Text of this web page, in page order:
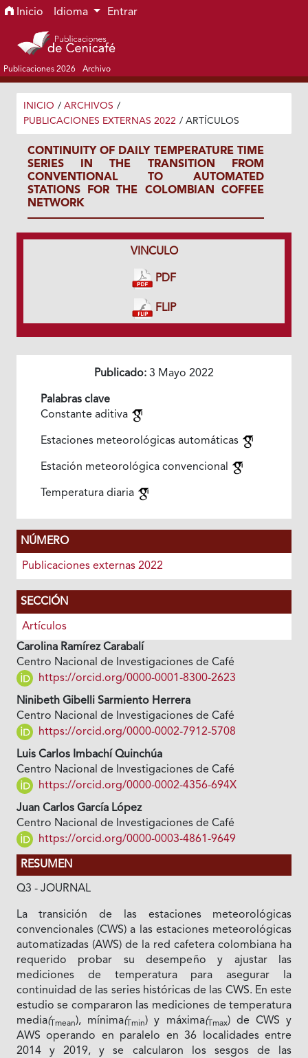
Ir al menú de navegación principal
Ir al contenido principal
Ir al pie de página del sitio
Inicio Idioma Entrar
Publicaciones 2026 Archivo
INICIO / ARCHIVOS /
PUBLICACIONES EXTERNAS 2022 / ARTÍCULOS
CONTINUITY OF DAILY TEMPERATURE TIME
SERIES IN THE TRANSITION FROM
CONVENTIONAL TO AUTOMATED
STATIONS FOR THE COLOMBIAN COFFEE
NETWORK
VINCULO
PDF
FLIP
Publicado: 3 Mayo 2022
Palabras clave
Constante aditiva
Estaciones meteorológicas automáticas
Estación meteorológica convencional
Temperatura diaria
NÚMERO
Publicaciones externas 2022
SECCIÓN
Artículos
Carolina Ramírez Carabalí
Centro Nacional de Investigaciones de Café
https://orcid.org/0000-0001-8300-2623
Ninibeth Gibelli Sarmiento Herrera
Centro Nacional de Investigaciones de Café
https://orcid.org/0000-0002-7912-5708
Luis Carlos Imbachí Quinchúa
Centro Nacional de Investigaciones de Café
https://orcid.org/0000-0002-4356-694X
Juan Carlos García López
Centro Nacional de Investigaciones de Café
https://orcid.org/0000-0003-4861-9649
RESUMEN
Q3 - JOURNAL
La transición de las estaciones meteorológicas
convencionales (CWS) a las estaciones meteorológicas
automatizadas (AWS) de la red cafetera colombiana ha
requerido probar su desempeño y ajustar las
mediciones de temperatura para asegurar la
continuidad de las series históricas de las CWS. En este
estudio se compararon las mediciones de temperatura
media(Tmean), mínima(Tmin) y máxima(Tmax) de CWS y
AWS operando en paralelo en 36 localidades entre
2014 y 2019, y se calcularon los sesgos de las